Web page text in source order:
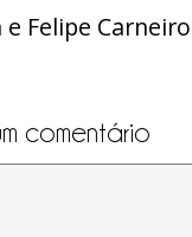
e Felipe Carneiro
comentário